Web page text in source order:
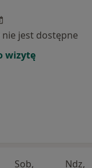
jest dostępne
wizytę
Sob, Ndz,